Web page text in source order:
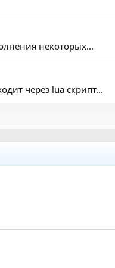
некоторых...
через lua скрипт...